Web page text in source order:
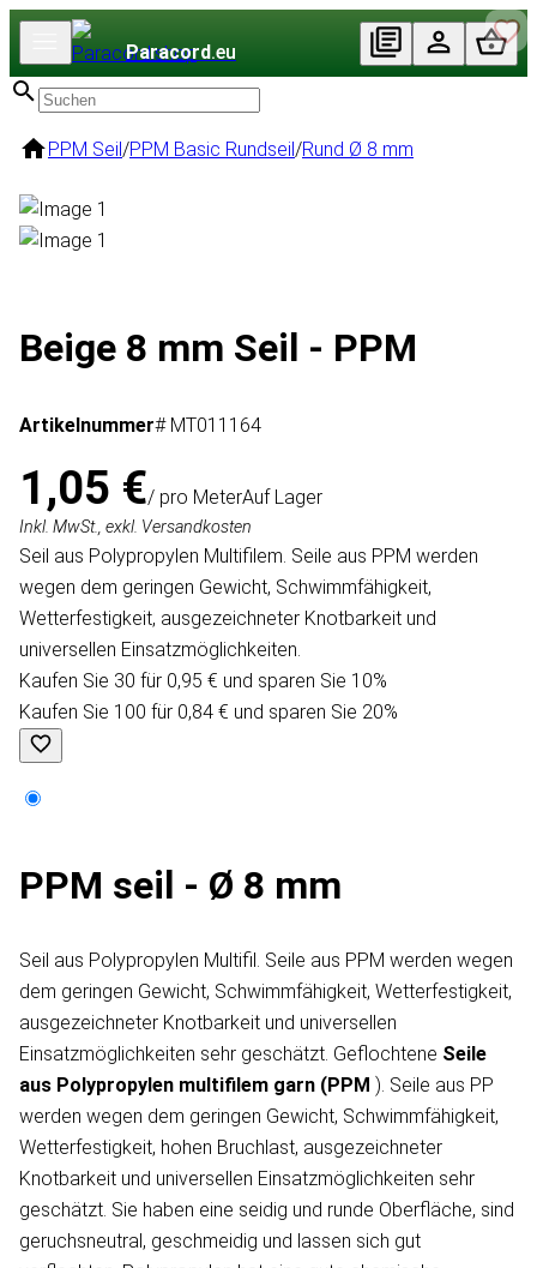
Paracord.eu
PPM Seil/PPM Basic Rundseil/Rund Ø 8 mm
Beige 8 mm Seil - PPM
Artikelnummer# MT011164
1,05 €/ pro MeterAuf Lager
Inkl. MwSt., exkl. Versandkosten
Seil aus Polypropylen Multifilem. Seile aus PPM werden
wegen dem geringen Gewicht, Schwimmfähigkeit,
Wetterfestigkeit, ausgezeichneter Knotbarkeit und
universellen Einsatzmöglichkeiten.
Kaufen Sie 30 für 0,95 € und sparen Sie 10%
Kaufen Sie 100 für 0,84 € und sparen Sie 20%
PPM seil - Ø 8 mm
Seil aus Polypropylen Multifil. Seile aus PPM werden wegen
dem geringen Gewicht, Schwimmfähigkeit, Wetterfestigkeit,
ausgezeichneter Knotbarkeit und universellen
Einsatzmöglichkeiten sehr geschätzt. Geflochtene Seile
aus Polypropylen multifilem garn (PPM ). Seile aus PP
werden wegen dem geringen Gewicht, Schwimmfähigkeit,
Wetterfestigkeit, hohen Bruchlast, ausgezeichneter
Knotbarkeit und universellen Einsatzmöglichkeiten sehr
geschätzt. Sie haben eine seidig und runde Oberfläche, sind
geruchsneutral, geschmeidig und lassen sich gut